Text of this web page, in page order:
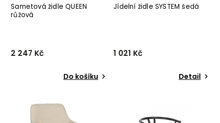
Sametová židle QUEEN
růžová
2 247 Kč
Do košíku
stylového nábytku BIZZOTTO
v kombinaci kovových
Jídelní židle SYSTEM šedá
1 021 Kč
Detail
BIZZOTTO v kombinaci